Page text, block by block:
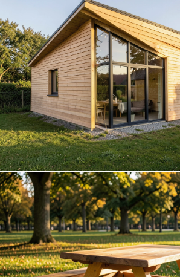
Abris de jardin
Cabanons et abris collectifs pour
collectivités.
DÉCOUVRIR
Extensions en bois
Agrandissez votre habitat avec une
mesure.
DÉCOUVRIR